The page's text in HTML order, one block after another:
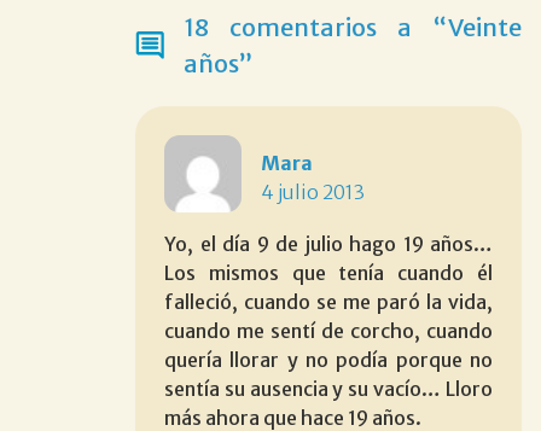
18 comentarios a “Veinte
años”
Mara
4 julio 2013
Yo, el día 9 de julio hago 19 años…
Los mismos que tenía cuando él
falleció, cuando se me paró la vida,
cuando me sentí de corcho, cuando
quería llorar y no podía porque no
sentía su ausencia y su vacío… Lloro
más ahora que hace 19 años.